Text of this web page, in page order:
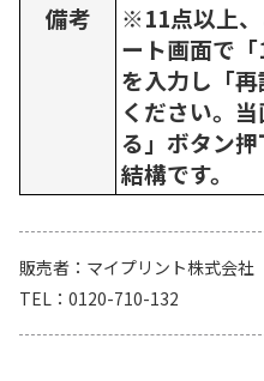
備考
※11点以上、
ート画面で
を入力し「
ください。
る」ボタン
結構です。
販売者
マイプリント株式会社
TEL
0120-710-132